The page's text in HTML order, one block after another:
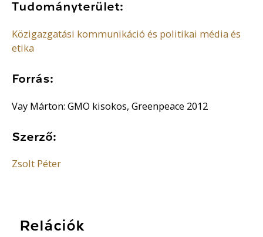
Tudományterület:
Közigazgatási kommunikáció és politikai média és
etika
Forrás:
Vay Márton: GMO kisokos, Greenpeace 2012
Szerző:
Zsolt Péter
Relációk